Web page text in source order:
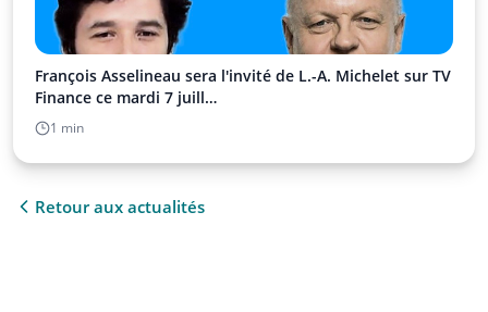
François Asselineau sera l'invité de L.-A. Michelet sur TV
Finance ce mardi 7 juill…
1 min
Retour aux actualités